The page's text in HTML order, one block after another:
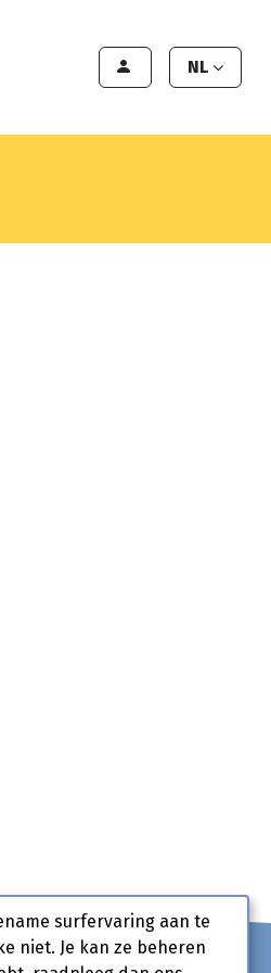
NL
surfervaring aan te
niet. Je kan ze beheren